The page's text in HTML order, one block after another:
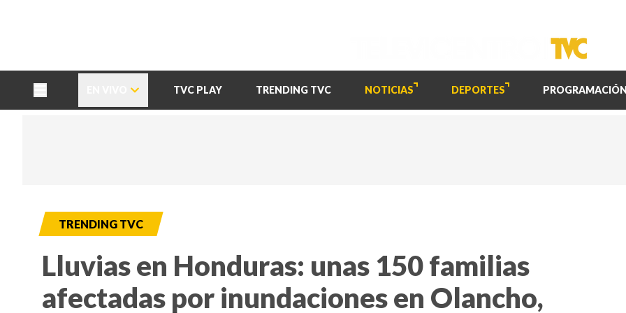
TVC PLAY TRENDING TVC NOTICIAS DEPORTES PROGRAMACIÓN
TRENDING TVC
Lluvias en Honduras: unas 150 familias
afectadas por inundaciones en Olancho,